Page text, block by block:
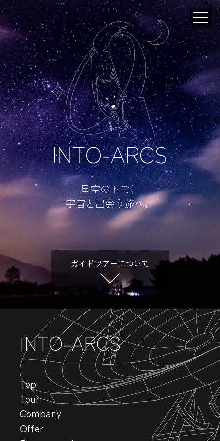
INTO-ARCS
星空の下で、
宇宙と出会う旅へ。
ガイドツアーについて
INTO-ARCS
Top
Tour
Company
Offer